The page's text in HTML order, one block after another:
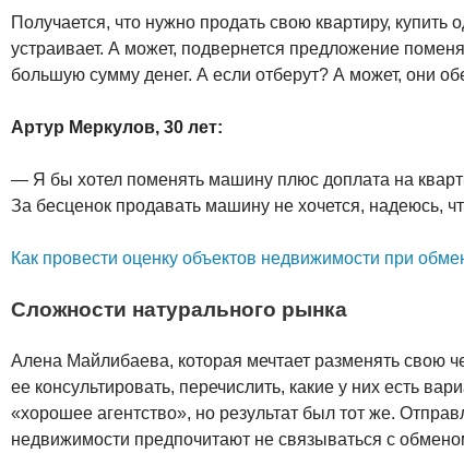
Получается, что нужно продать свою квартиру,
устраивает. А может, подвернется предложение
большую сумму денег. А если отберут? А может, они
Артур Меркулов, 30 лет:
— Я бы хотел поменять машину плюс доплата на
За бесценок продавать машину не хочется, надеюсь,
Как провести оценку объектов недвижимости при
Сложности натурального рынка
Алена Майлибаева, которая мечтает разменять свою
ее консультировать, перечислить, какие у них есть
«хорошее агентство», но результат был тот же.
недвижимости предпочитают не связываться с